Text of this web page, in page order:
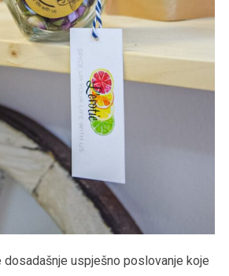
dosadašnje uspješno poslovanje koje